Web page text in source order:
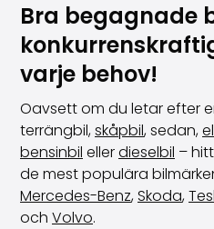
Bra begagnade
varje behov!
Oavsett om du letar efter
terrängbil,skåpbil, sedan,
bensinbil ellerdieselbil –
de mest populära
Mercedes-Benz,Skoda,
och Volvo.